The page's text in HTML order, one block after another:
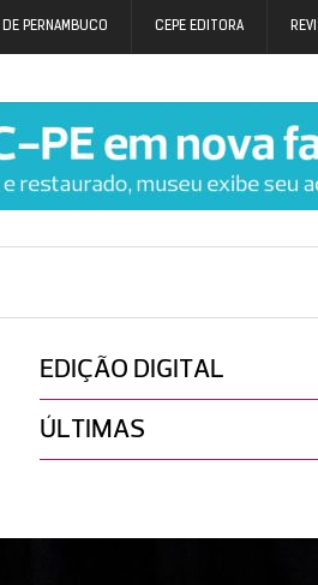
PERNAMBUCO CEPE EDITORA
EDIÇÃO DIGITAL
ÚLTIMAS